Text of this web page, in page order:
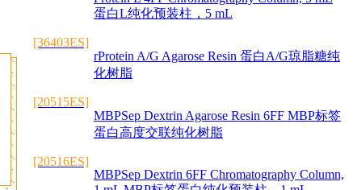
蛋白L纯化预装柱，5 mL
[36403ES]
rProtein A/G Agarose Resin 蛋白A/G琼脂糖纯
化树脂
[20515ES]
MBPSep Dextrin Agarose Resin 6FF MBP标签
蛋白高度交联纯化树脂
[20516ES]
MBPSep Dextrin 6FF Chromatography Column,